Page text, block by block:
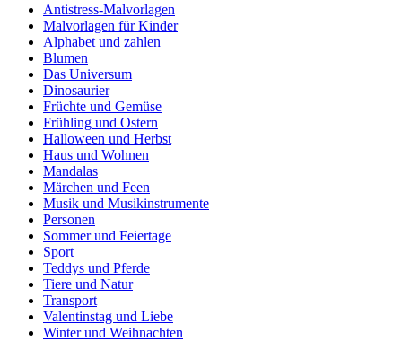
Antistress-Malvorlagen
Malvorlagen für Kinder
Alphabet und zahlen
Blumen
Das Universum
Dinosaurier
Früchte und Gemüse
Frühling und Ostern
Halloween und Herbst
Haus und Wohnen
Mandalas
Märchen und Feen
Musik und Musikinstrumente
Personen
Sommer und Feiertage
Sport
Teddys und Pferde
Tiere und Natur
Transport
Valentinstag und Liebe
Winter und Weihnachten